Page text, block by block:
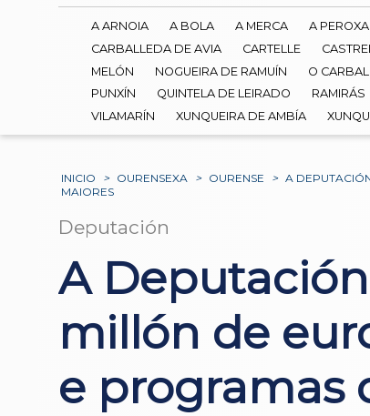
A ARNOIA A BOLA A MERCA A PEROXA
CARBALLEDA DE AVIA
CARTELLE
MELÓN
NOGUEIRA DE RAMUÍN O
PUNXÍN
QUINTELA DE LEIRADO RAMIRÁS
VILAMARÍN
XUNQUEIRA DE AMBÍA
INICIO > OURENSEXA > OURENSE > A
MAIORES
Deputación
A
millón de
e programas